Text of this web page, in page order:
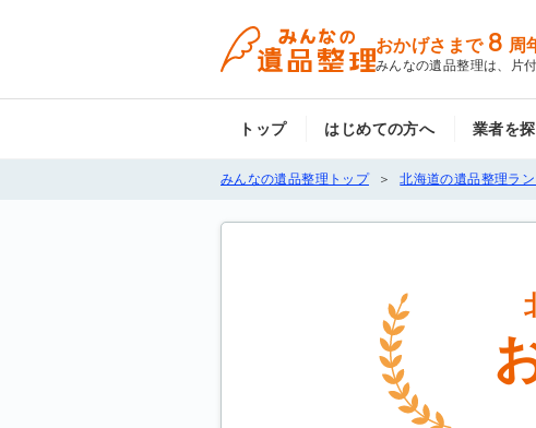
おかげさまで 8 周
みんなの遺品整理は、片
トップ はじめての方へ 業者を
みんなの遺品整理トップ 北海道の遺品整理ラ